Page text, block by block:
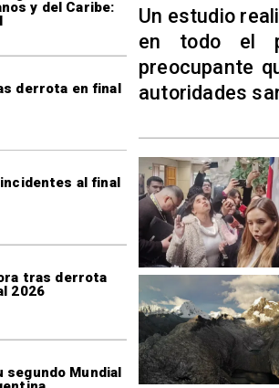
y del Caribe:
derrota en final
al final
tras derrota
2026
segundo Mundial
Un estudio
en todo el
preocupante
autoridades